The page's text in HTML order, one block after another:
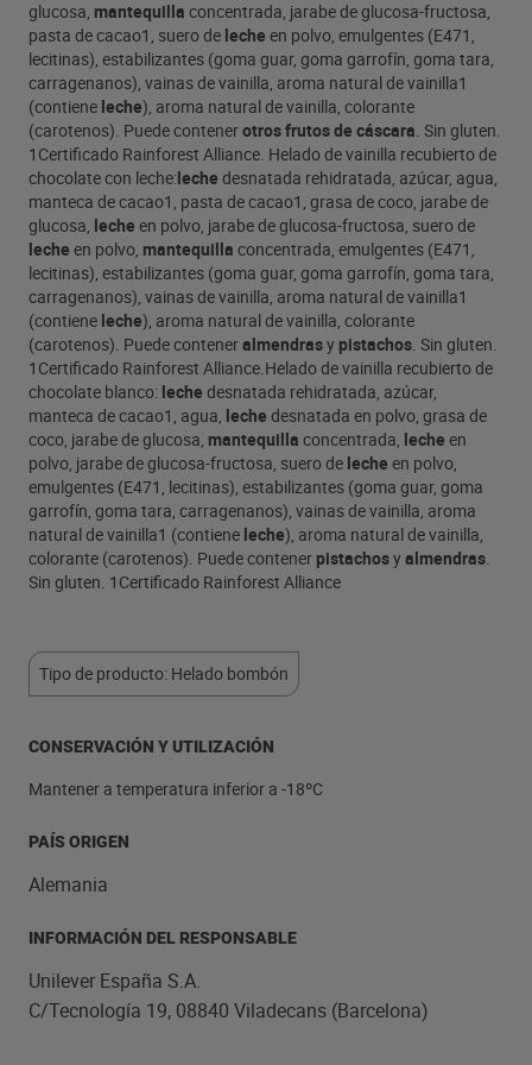
Magnum. Fiel al placer.
glucosa, mantequilla concentrada, jarabe de glucosa-fructosa,
pasta de cacao1, suero de leche en polvo, emulgentes (E471,
lecitinas), estabilizantes (goma guar, goma garrofín, goma tara,
carragenanos), vainas de vainilla, aroma natural de vainilla1
(contiene leche), aroma natural de vainilla, colorante
(carotenos). Puede contenerotros frutos de cáscara. Sin gluten.
1Certificado Rainforest Alliance. Helado de vainilla recubierto de
chocolate con leche:leche desnatada rehidratada, azúcar, agua,
manteca de cacao1, pasta de cacao1, grasa de coco, jarabe de
glucosa, leche en polvo, jarabe de glucosa-fructosa, suero de
leche en polvo, mantequilla concentrada, emulgentes (E471,
lecitinas), estabilizantes (goma guar, goma garrofín, goma tara,
carragenanos), vainas de vainilla, aroma natural de vainilla1
(contiene leche), aroma natural de vainilla, colorante
(carotenos). Puede conteneralmendrasy pistachos. Sin gluten.
1Certificado Rainforest Alliance.Helado de vainilla recubierto de
chocolate blanco: leche desnatada rehidratada, azúcar,
manteca de cacao1, agua, leche desnatada en polvo, grasa de
coco, jarabe de glucosa, mantequilla concentrada, leche en
polvo, jarabe de glucosa-fructosa, suero de leche en polvo,
emulgentes (E471, lecitinas), estabilizantes (goma guar, goma
garrofín, goma tara, carragenanos), vainas de vainilla, aroma
natural de vainilla1 (contiene leche), aroma natural de vainilla,
colorante (carotenos). Puede contener pistachosyalmendras.
Sin gluten. 1Certificado Rainforest Alliance
Tipo de producto: Helado bombón
CONSERVACIÓN Y UTILIZACIÓN
Mantener a temperatura inferior a -18ºC
PAÍS ORIGEN
Alemania
INFORMACIÓN DEL RESPONSABLE
Unilever España S.A.
C/Tecnología 19, 08840 Viladecans (Barcelona)